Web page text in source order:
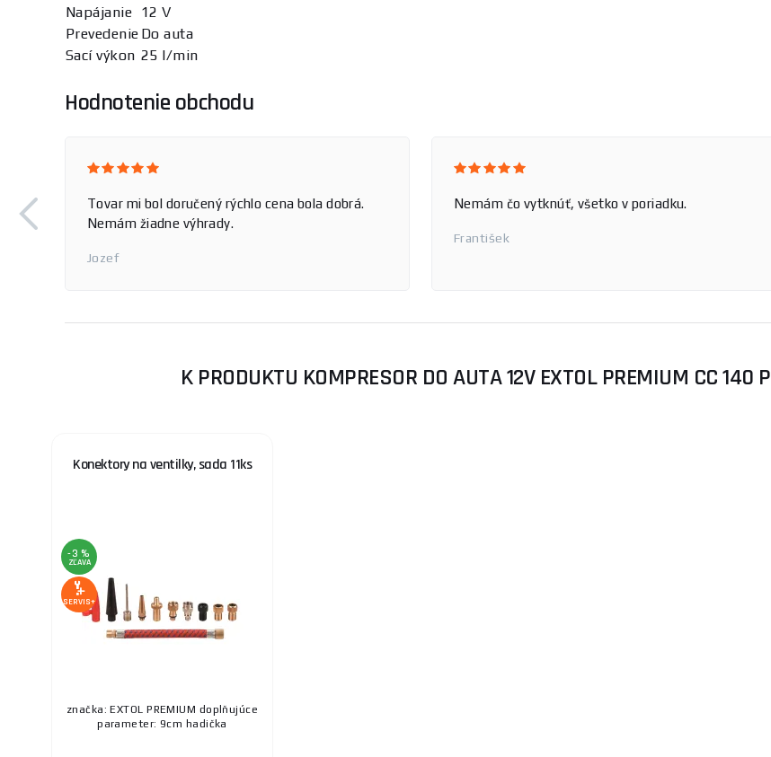
Napájanie 12 V
Prevedenie Do auta
Sací výkon 25 l/min
Hodnotenie obchodu
Tovar mi bol doručený rýchlo cena bola dobrá.
Nemám žiadne výhrady.
Jozef
Nemám čo vytknúť, všetko v poriadku.
František
K PRODUKTU KOMPRESOR DO AUTA 12V EXTOL PREMIUM CC 140
Konektory na ventilky, sada 11ks
-3 %
ZĽAVA
SERVIS+
značka: EXTOL PREMIUM doplňujúce
parameter: 9cm hadička